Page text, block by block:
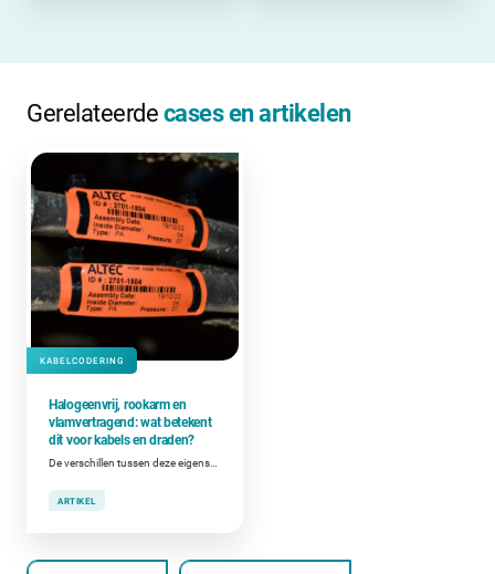
Gerelateerde cases en artikelen
KABELCODERING
Halogeenvrij, rookarm en
vlamvertragend: wat betekent
dit voor kabels en draden?
ARTIKEL